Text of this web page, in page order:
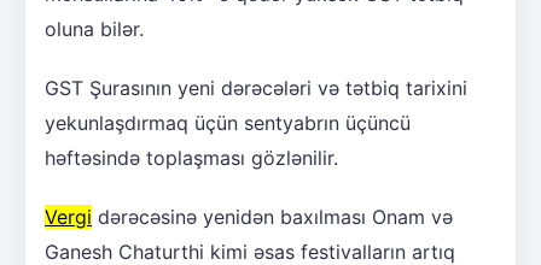
oluna bilər.
GST Şurasının yeni dərəcələri və tətbiq tarixini
yekunlaşdırmaq üçün sentyabrın üçüncü
həftəsində toplaşması gözlənilir.
Vergi dərəcəsinə yenidən baxılması Onam və
Ganesh Chaturthi kimi əsas festivalların artıq